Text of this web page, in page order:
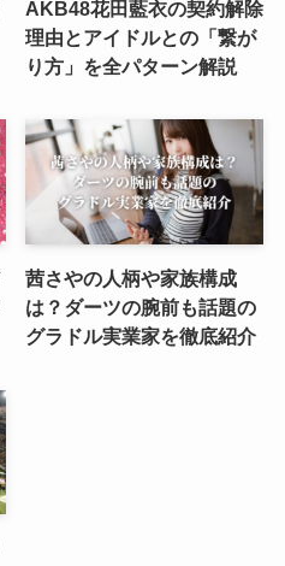
AKB48花田藍衣の契約解除
理由とアイドルとの「繋が
り方」を全パターン解説
茜さやの人柄や家族構成
は？ダーツの腕前も話題の
グラドル実業家を徹底紹介